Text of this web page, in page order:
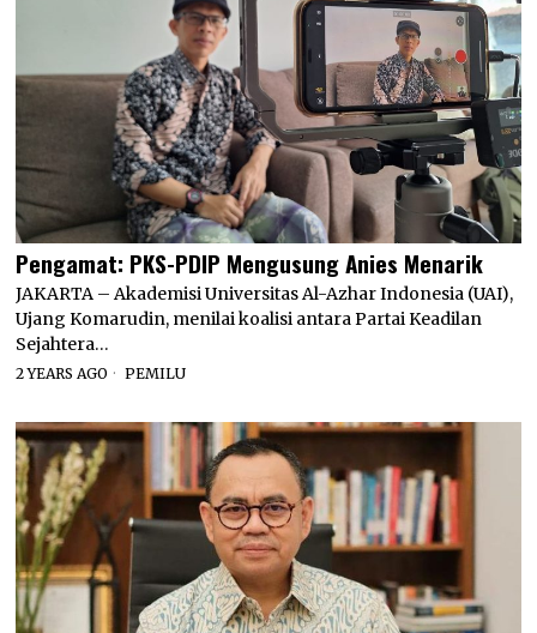
Pengamat: PKS-PDIP Mengusung Anies Menarik
JAKARTA – Akademisi Universitas Al-Azhar Indonesia (UAI),
Ujang Komarudin, menilai koalisi antara Partai Keadilan
Sejahtera…
2 YEARS AGO PEMILU